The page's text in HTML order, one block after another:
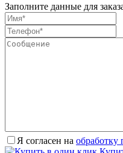
Заполните данные для
Я согласен на обработку